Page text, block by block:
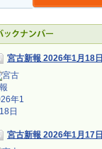
宮古新報 2026年1月18日
宮古新報 2026年1月17日